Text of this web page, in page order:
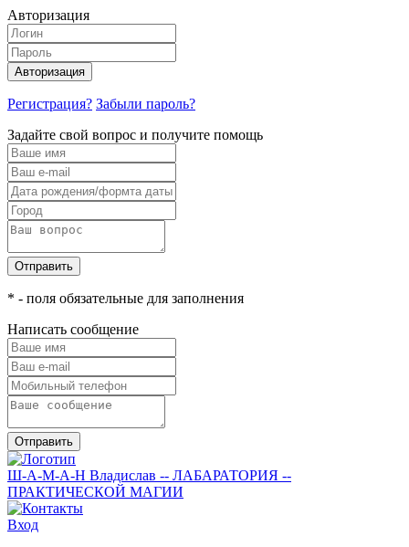
Авторизация
Авторизация
Регистрация? Забыли пароль?
Задайте свой вопрос и получите помощь
Отправить
* - поля обязательные для заполнения
Написать сообщение
Отправить
Ш-А-М-А-Н Владислав -- ЛАБАРАТОРИЯ --
ПРАКТИЧЕСКОЙ МАГИИ
Вход